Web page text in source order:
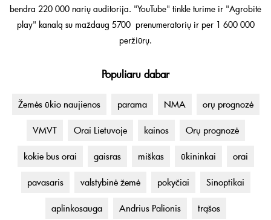
bendra 220 000 narių auditorija. "YouTube" tinkle turime ir "Agrobitė
play" kanalą su maždaug 5700 prenumeratorių ir per 1 600 000
peržiūrų.
Populiaru dabar
Žemės ūkio naujienos parama NMA orų prognozė
VMVT Orai Lietuvoje kainos Orų prognozė
kokie bus orai gaisras miškas ūkininkai orai
pavasaris valstybinė žemė pokyčiai Sinoptikai
aplinkosauga Andrius Palionis trąšos